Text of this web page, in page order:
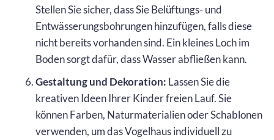
Stellen Sie sicher, dass Sie Belüftungs- und
Entwässerungsbohrungen hinzufügen, falls diese
nicht bereits vorhanden sind. Ein kleines Loch im
Boden sorgt dafür, dass Wasser abfließen kann.
Gestaltung und Dekoration: Lassen Sie die
kreativen Ideen Ihrer Kinder freien Lauf. Sie
können Farben, Naturmaterialien oder Schablonen
verwenden, um das Vogelhaus individuell zu